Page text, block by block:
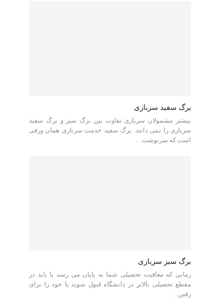
برگ سفید سربازی
بیشتر مشمولان سربازی تفاوت بین برگ سبز و برگ سفید
سربازی را نمی دانند. برگ سفید خدمت سربازی همان ورقی
است که سرنوشت…
برگ سبز سربازی
زمانی که معافیت تحصیلی شما به پایان می رسد یا باید در
مقطع تحصیلی بالاتر در دانشگاه قبول شوید یا خود را برای
رفتن…